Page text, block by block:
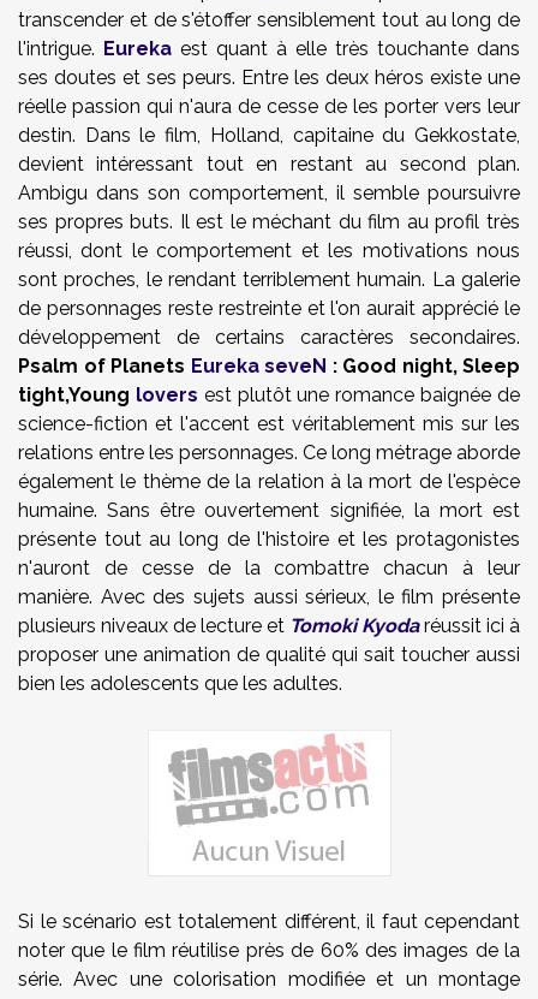
transcender et de s'étoffer sensiblement tout au long de
l'intrigue. Eureka est quant à elle très touchante dans
ses doutes et ses peurs. Entre les deux héros existe une
réelle passion qui n'aura de cesse de les porter vers leur
destin. Dans le film, Holland, capitaine du Gekkostate,
devient intéressant tout en restant au second plan.
Ambigu dans son comportement, il semble poursuivre
ses propres buts. Il est le méchant du film au profil très
réussi, dont le comportement et les motivations nous
sont proches, le rendant terriblement humain. La galerie
de personnages reste restreinte et l'on aurait apprécié le
développement de certains caractères secondaires.
Psalm of Planets Eureka seveN : Good night, Sleep
tight,Young lovers est plutôt une romance baignée de
science-fiction et l'accent est véritablement mis sur les
relations entre les personnages. Ce long métrage aborde
également le thème de la relation à la mort de l'espèce
humaine. Sans être ouvertement signifiée, la mort est
présente tout au long de l'histoire et les protagonistes
n'auront de cesse de la combattre chacun à leur
manière. Avec des sujets aussi sérieux, le film présente
plusieurs niveaux de lecture et Tomoki Kyodaréussit ici à
proposer une animation de qualité qui sait toucher aussi
bien les adolescents que les adultes.
Si le scénario est totalement différent, il faut cependant
noter que le film réutilise près de 60% des images de la
série. Avec une colorisation modifiée et un montage